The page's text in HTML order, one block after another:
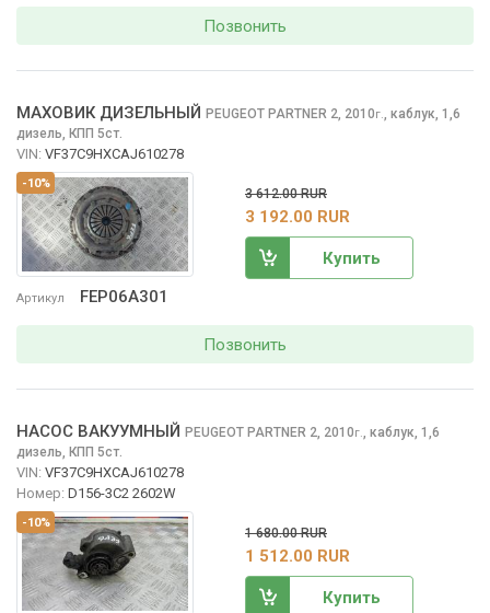
Позвонить
-10%
Артикул FEP06A301
МАХОВИК ДИЗЕЛЬНЫЙ PEUGEOT PARTNER 2, 2010г., каблук, 1,6
дизель, КПП 5ст.
VIN: VF37C9HXCAJ610278
3 612.00 RUR
3 192.00 RUR
Купить
Позвонить
-10%
НАСОС ВАКУУМНЫЙ PEUGEOT PARTNER 2, 2010г., каблук, 1,6
дизель, КПП 5ст.
VIN: VF37C9HXCAJ610278
Номер: D156-3C2 2602W
1 680.00 RUR
1 512.00 RUR
Купить